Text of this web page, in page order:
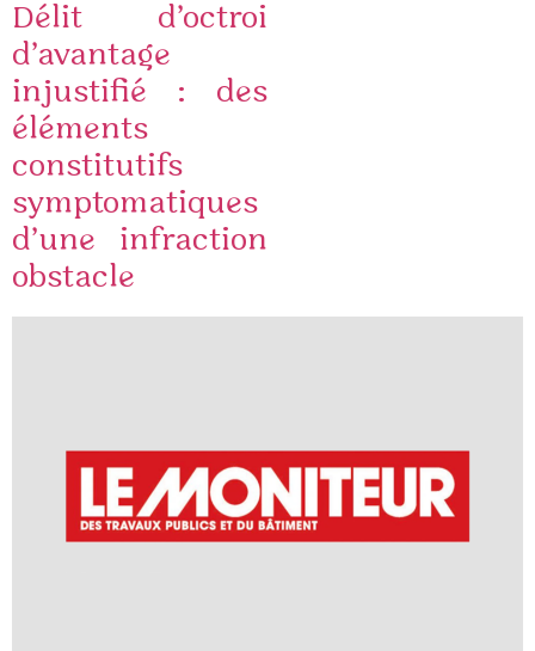
Délit d’octroi
d’avantage
injustifié : des
éléments
constitutifs
symptomatiques
d’une infraction
obstacle